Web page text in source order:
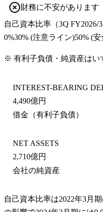
財務に不安があります
自己資本比率 （3Q FY2026/
0%30% (注意ライン)50% (
※ 有利子負債・純資産はい
INTEREST-BEARING
4,490億円
借金（有利子負債）
NET ASSETS
2,710億円
会社の純資産
自己資本比率は2022年3月